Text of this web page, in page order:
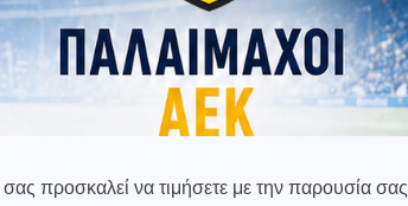
σας προσκαλεί να τιμήσετε με την παρουσία σας